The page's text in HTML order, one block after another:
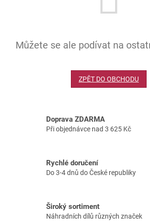
Můžete se ale podívat na
ZPĚT DO OBCHODU
Doprava ZDARMA
Při objednávce nad 3 625 Kč
Rychlé doručení
Do 3-4 dnů do České republiky
Široký sortiment
Náhradních dílů různých značek